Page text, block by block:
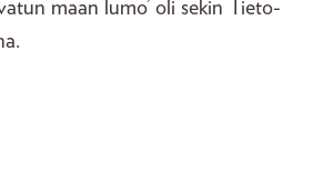
maan lumo’ oli sekin Tieto-